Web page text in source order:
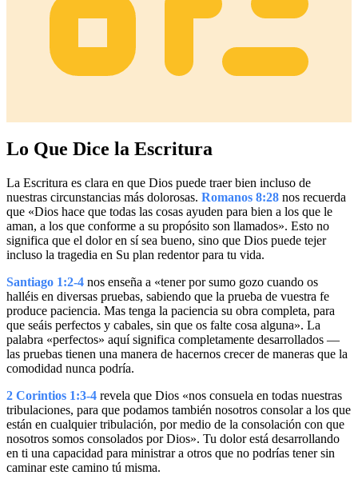
Lo Que Dice la Escritura
La Escritura es clara en que Dios puede traer bien incluso de
nuestras circunstancias más dolorosas. Romanos 8:28 nos recuerda
que «Dios hace que todas las cosas ayuden para bien a los que le
aman, a los que conforme a su propósito son llamados». Esto no
significa que el dolor en sí sea bueno, sino que Dios puede tejer
incluso la tragedia en Su plan redentor para tu vida.
Santiago 1:2-4 nos enseña a «tener por sumo gozo cuando os
halléis en diversas pruebas, sabiendo que la prueba de vuestra fe
produce paciencia. Mas tenga la paciencia su obra completa, para
que seáis perfectos y cabales, sin que os falte cosa alguna». La
palabra «perfectos» aquí significa completamente desarrollados —
las pruebas tienen una manera de hacernos crecer de maneras que la
comodidad nunca podría.
2 Corintios 1:3-4 revela que Dios «nos consuela en todas nuestras
tribulaciones, para que podamos también nosotros consolar a los que
están en cualquier tribulación, por medio de la consolación con que
nosotros somos consolados por Dios». Tu dolor está desarrollando
en ti una capacidad para ministrar a otros que no podrías tener sin
caminar este camino tú misma.